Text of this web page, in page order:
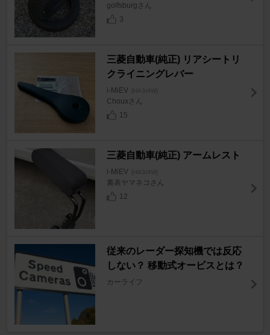
golfsburgさん
3
三菱自動車(純正) リアシートリ
クライニングレバー
i-MiEV [HA3/4W]
Chouxさん
15
三菱自動車(純正) アームレスト
i-MiEV [HA3/4W]
裏表ヤマネコさん
12
従来のレーダー探知機では反応
しない？ 移動式オービスとは？
カーライフ